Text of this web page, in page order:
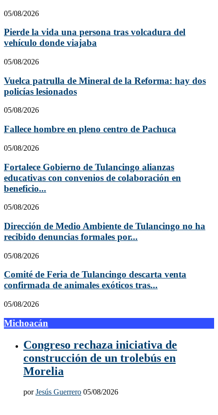
05/08/2026
Pierde la vida una persona tras volcadura del
vehículo donde viajaba
05/08/2026
Vuelca patrulla de Mineral de la Reforma: hay dos
policías lesionados
05/08/2026
Fallece hombre en pleno centro de Pachuca
05/08/2026
Fortalece Gobierno de Tulancingo alianzas
educativas con convenios de colaboración en
beneficio...
05/08/2026
Dirección de Medio Ambiente de Tulancingo no ha
recibido denuncias formales por...
05/08/2026
Comité de Feria de Tulancingo descarta venta
confirmada de animales exóticos tras...
05/08/2026
Michoacán
Congreso rechaza iniciativa de
construcción de un trolebús en
Morelia
porJesús Guerrero 05/08/2026